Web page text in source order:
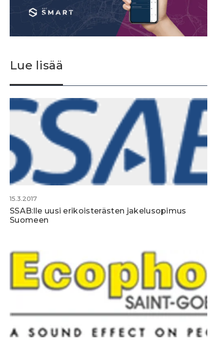
Lue lisää
15.3.2017
SSAB:lle uusi erikoisterästen jakelusopimus
Suomeen